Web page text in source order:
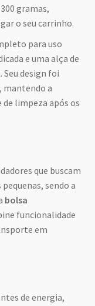
gramas,
o seu carrinho.
para uso
e uma alça de
design foi
mantendo a
limpeza após os
que buscam
sendo a
bolsa
funcionalidade
em
de energia,